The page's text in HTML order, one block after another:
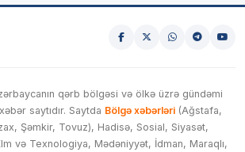
qərb bölgəsi və ölkə üzrə gündəmi
saytıdır. Saytda Bölgə xəbərləri (Ağstafa,
Şəmkir, Tovuz), Hadisə, Sosial, Siyasət,
və Texnologiya, Mədəniyyət, İdman, Maraqlı,